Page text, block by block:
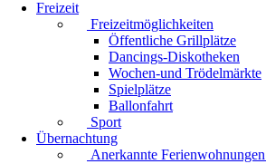
Freizeit
Freizeitmöglichkeiten
Öffentliche Grillplätze
Dancings-Diskotheken
Wochen-und Trödelmärkte
Spielplätze
Ballonfahrt
Sport
Übernachtung
Anerkannte